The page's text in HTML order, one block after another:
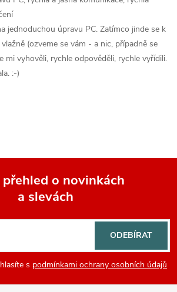
jednoduchou úpravu PC. Zatímco jinde se k
(ozveme se vám - a nic, případně se
mi vyhověli, rychle odpověděli, rychle vyřídili.
:-)
o novinkách
a slevách
s podmínkami ochrany osobních údajů
ODEBÍRAT